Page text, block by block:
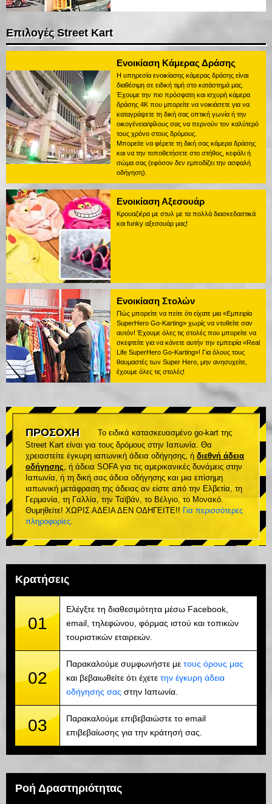
Επιλογές Street Kart
Ενοικίαση Κάμερας Δράσης
Η υπηρεσία ενοικίασης κάμερας δράσης είναι
διαθέσιμη σε ειδική τιμή στο κατάστημά μας.
Έχουμε την πιο πρόσφατη και ισχυρή κάμερα
δράσης 4K που μπορείτε να νοικιάσετε για να
καταγράψετε τη δική σας οπτική γωνία ή την
οικογένεια/φίλους σας να περνούν τον καλύτερό
τους χρόνο στους δρόμους.
Μπορείτε να φέρετε τη δική σας κάμερα δράσης
και να την τοποθετήσετε στο στήθος, κεφάλι ή
σώμα σας (εφόσον δεν εμποδίζει την ασφαλή
οδήγηση).
Ενοικίαση Αξεσουάρ
Κρουαζιέρα με στυλ με τα πολλά διασκεδαστικά
και funky αξεσουάρ μας!
Ενοικίαση Στολών
Πώς μπορείτε να πείτε ότι είχατε μια «Εμπειρία
SuperHero Go-Karting» χωρίς να ντυθείτε σαν
αυτόν! Έχουμε όλες τις στολές που μπορείτε να
σκεφτείτε για να κάνετε αυτήν την εμπειρία «Real
Life SuperHero Go-Karting»! Για όλους τους
θαυμαστές των Super Hero, μην ανησυχείτε,
έχουμε όλες τις στολές!
ΠΡΟΣΟΧΗ
Το ειδικά κατασκευασμένο go-kart της
Street Kart είναι για τους δρόμους στην Ιαπωνία. Θα
χρειαστείτε έγκυρη ιαπωνική άδεια οδήγησης, ή διεθνή άδεια
οδήγησης, ή άδεια SOFA για τις αμερικανικές δυνάμεις στην
Ιαπωνία, ή τη δική σας άδεια οδήγησης και μια επίσημη
ιαπωνική μετάφραση της άδειας αν είστε από την Ελβετία, τη
Γερμανία, τη Γαλλία, την Ταϊβάν, το Βέλγιο, το Μονακό.
Θυμηθείτε! ΧΩΡΙΣ ΑΔΕΙΑ ΔΕΝ ΟΔΗΓΕΙΤΕ!! Για περισσότερες
πληροφορίες.
Κρατήσεις
01
Ελέγξτε τη διαθεσιμότητα μέσω Facebook,
email, τηλεφώνου, φόρμας ιστού και τοπικών
τουριστικών εταιρειών.
02
Παρακαλούμε συμφωνήστε με τους όρους μας
και βεβαιωθείτε ότι έχετε την έγκυρη άδεια
οδήγησης σας στην Ιαπωνία.
03
Παρακαλούμε επιβεβαιώστε το email
επιβεβαίωσης για την κράτησή σας.
Ροή Δραστηριότητας